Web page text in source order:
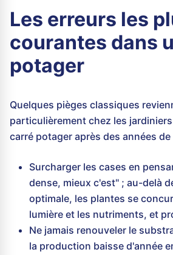
Les erreurs les
courantes dans
potager
Quelques pièges classiques
particulièrement chez les
carré potager après des années
Surcharger les cases en
dense, mieux c'est" ; au-delà
optimale, les plantes se
lumière et les nutriments, et
Ne jamais renouveler le
la production baisse d'année